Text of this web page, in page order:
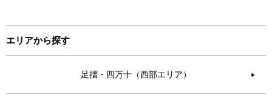
エリアから探す
足摺・四万十（西部エリア） ▶︎